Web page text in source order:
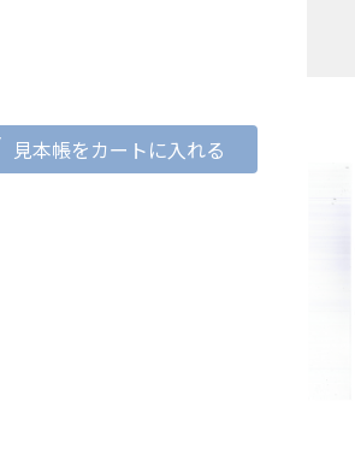
見本帳をカートに入れる